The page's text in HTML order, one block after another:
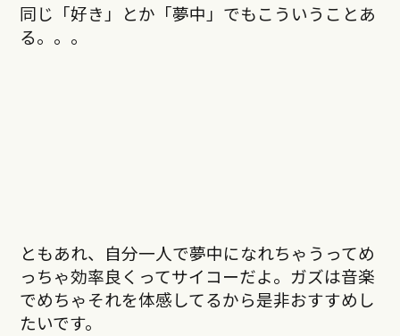
同じ「好き」とか「夢中」でもこういうことあ
る。。。
ともあれ、自分一人で夢中になれちゃうってめ
っちゃ効率良くってサイコーだよ。ガズは音楽
でめちゃそれを体感してるから是非おすすめし
たいです。